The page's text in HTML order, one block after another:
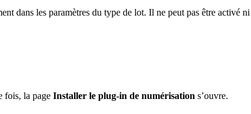
dans les paramètres du type de lot. Il ne peut pas être activé
fois, la page Installer le plug-in de numérisation s’ouvre.